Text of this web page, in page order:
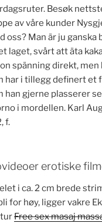
Besøk
av våre kunder
oss? Man är ju ganska
laget, svårt att äta
spänning direkt, men
har i tillegg definert et
han gjerne plasserer
i mordellen. Karl
f.
erotiske
i ca. 2 cm brede
for høy, ligger vakre
Free sex masaj